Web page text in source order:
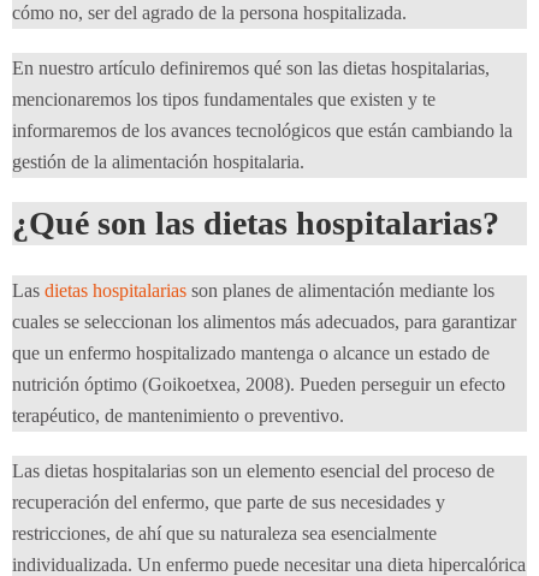
cómo no, ser del agrado de la persona hospitalizada.
En nuestro artículo definiremos qué son las dietas hospitalarias,
mencionaremos los tipos fundamentales que existen y te
informaremos de los avances tecnológicos que están cambiando la
gestión de la alimentación hospitalaria.
¿Qué son las dietas hospitalarias?
Las dietas hospitalarias son planes de alimentación mediante los
cuales se seleccionan los alimentos más adecuados, para garantizar
que un enfermo hospitalizado mantenga o alcance un estado de
nutrición óptimo (Goikoetxea, 2008). Pueden perseguir un efecto
terapéutico, de mantenimiento o preventivo.
Las dietas hospitalarias son un elemento esencial del proceso de
recuperación del enfermo, que parte de sus necesidades y
restricciones, de ahí que su naturaleza sea esencialmente
individualizada. Un enfermo puede necesitar una dieta hipercalórica